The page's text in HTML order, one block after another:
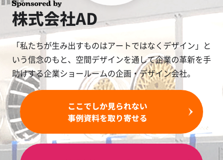
株式会社AD
「私たちが生み出すものはアートではなくデザイン」と
いう信念のもと、空間デザインを通して企業の革新を手
助けする企業ショールームの企画・デザイン会社。
ここでしか見られない
事例資料を取り寄せる